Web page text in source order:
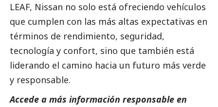
LEAF, Nissan no solo está ofreciendo vehículos
que cumplen con las más altas expectativas en
términos de rendimiento, seguridad,
tecnología y confort, sino que también está
liderando el camino hacia un futuro más verde
y responsable.
Accede a más información responsable en